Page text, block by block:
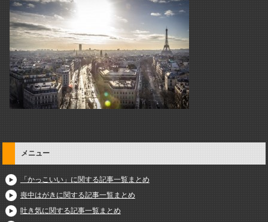
メニュー
「かっこいい」に関する記事一覧まとめ
喪中はがきに関する記事一覧まとめ
吐き気に関する記事一覧まとめ